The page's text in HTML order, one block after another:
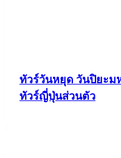
ทัวร์วันหยุด วันปิยะม
ทัวร์ญี่ปุ่นส่วนตัว